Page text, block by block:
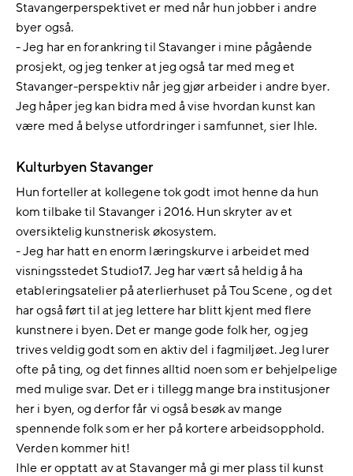
Stavangerperspektivet er med når hun jobber i andre
byer også.
- Jeg har en forankring til Stavanger i mine pågående
prosjekt, og jeg tenker at jeg også tar med meg et
Stavanger-perspektiv når jeg gjør arbeider i andre byer.
Jeg håper jeg kan bidra med å vise hvordan kunst kan
være med å belyse utfordringer i samfunnet, sier Ihle.
Kulturbyen Stavanger
Hun forteller at kollegene tok godt imot henne da hun
kom tilbake til Stavanger i 2016. Hun skryter av et
oversiktelig kunstnerisk økosystem.
- Jeg har hatt en enorm læringskurve i arbeidet med
visningsstedet Studio17. Jeg har vært så heldig å ha
etableringsatelier på aterlierhuset på Tou Scene , og det
har også ført til at jeg lettere har blitt kjent med flere
kunstnere i byen. Det er mange gode folk her, og jeg
trives veldig godt som en aktiv del i fagmiljøet. Jeg lurer
ofte på ting, og det finnes alltid noen som er behjelpelige
med mulige svar. Det er i tillegg mange bra institusjoner
her i byen, og derfor får vi også besøk av mange
spennende folk som er her på kortere arbeidsopphold.
Verden kommer hit!
Ihle er opptatt av at Stavanger må gi mer plass til kunst